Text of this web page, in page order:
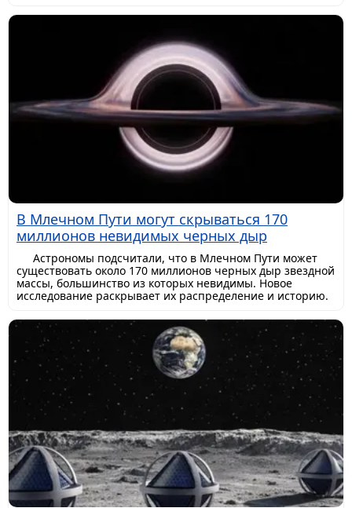
В Млечном Пути могут скрываться 170
миллионов невидимых черных дыр
Астрономы подсчитали, что в Млечном Пути может
существовать около 170 миллионов черных дыр звездной
массы, большинство из которых невидимы. Новое
исследование раскрывает их распределение и историю.